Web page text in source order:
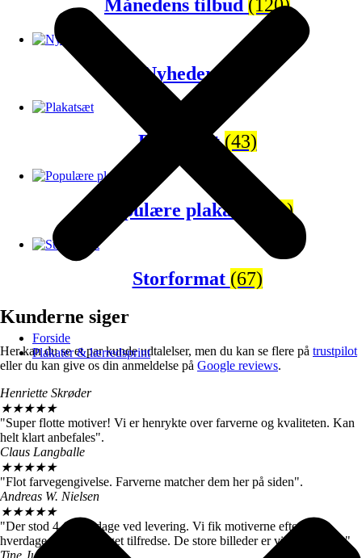
Forside
Plakater & lærredsprint
Månedens tilbud (120)
Nyheder
Plakatsæt(43)
Populære plakater (81)
Storformat (67)
Kunderne siger
Her kan du se et par kunde udtalelser, men du kan se flere på trustpilot
eller du kan give os din anmeldelse på Google reviews.
Henriette Skrøder
★★★★★
"Super flotte motiver! Vi er henrykte over farverne og kvaliteten. Kan
helt klart anbefales".
Claus Langballe
★★★★★
"Flot farvegengivelse. Farverne matcher dem her på siden".
Andreas W. Nielsen
★★★★★
"Der stod 4-6 hverdage ved levering. Vi fik motiverne efter 3
hverdage, så vi er meget tilfredse. De store billeder er virkelig flotte."
Tine Juul